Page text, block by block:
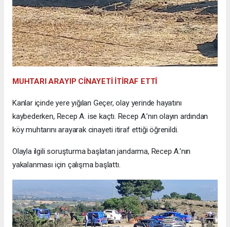
MUHTARI ARAYIP CİNAYETİ İTİRAF ETTİ
Kanlar içinde yere yığılan Geçer, olay yerinde hayatını
kaybederken, Recep A. ise kaçtı. Recep A.’nın olayın ardından
köy muhtarını arayarak cinayeti itiraf ettiği öğrenildi.
Olayla ilgili soruşturma başlatan jandarma, Recep A.’nın
yakalanması için çalışma başlattı.